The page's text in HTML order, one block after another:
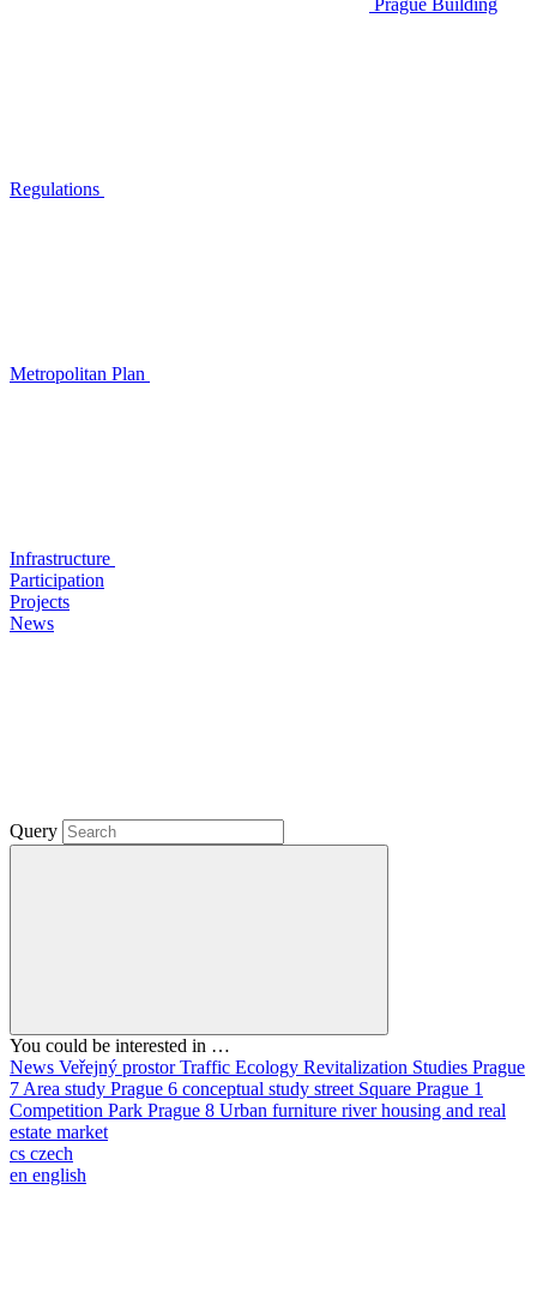
Prague Building
Regulations
Metropolitan Plan
Infrastructure
Participation
Projects
News
Query
You could be interested in …
News Veřejný prostorTraffic Ecology Revitalization Studies Prague
7 Area study Prague 6 conceptual study street Square Prague 1
Competition Park Prague 8 Urban furniture riverhousing and real
estate market
cs czech
en english